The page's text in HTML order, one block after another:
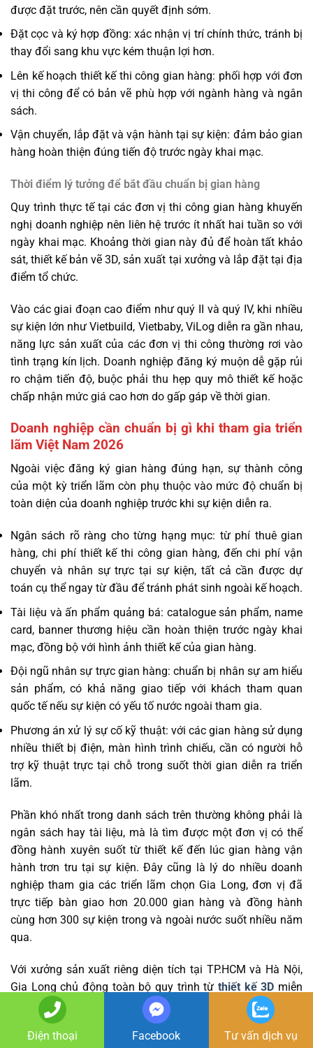
được đặt trước, nên cần quyết định sớm.
Đặt cọc và ký hợp đồng: xác nhận vị trí chính thức, tránh bị
thay đổi sang khu vực kém thuận lợi hơn.
Lên kế hoạch thiết kế thi công gian hàng: phối hợp với đơn
vị thi công để có bản vẽ phù hợp với ngành hàng và ngân
sách.
Vận chuyển, lắp đặt và vận hành tại sự kiện: đảm bảo gian
hàng hoàn thiện đúng tiến độ trước ngày khai mạc.
Thời điểm lý tưởng để bắt đầu chuẩn bị gian hàng
Quy trình thực tế tại các đơn vị thi công gian hàng khuyến
nghị doanh nghiệp nên liên hệ trước ít nhất hai tuần so với
ngày khai mạc. Khoảng thời gian này đủ để hoàn tất khảo
sát, thiết kế bản vẽ 3D, sản xuất tại xưởng và lắp đặt tại địa
điểm tổ chức.
Vào các giai đoạn cao điểm như quý II và quý IV, khi nhiều
sự kiện lớn như Vietbuild, Vietbaby, ViLog diễn ra gần nhau,
năng lực sản xuất của các đơn vị thi công thường rơi vào
tình trạng kín lịch. Doanh nghiệp đăng ký muộn dễ gặp rủi
ro chậm tiến độ, buộc phải thu hẹp quy mô thiết kế hoặc
chấp nhận mức giá cao hơn do gấp gáp về thời gian.
Doanh nghiệp cần chuẩn bị gì khi tham gia triển
lãm Việt Nam 2026
Ngoài việc đăng ký gian hàng đúng hạn, sự thành công
của một kỳ triển lãm còn phụ thuộc vào mức độ chuẩn bị
toàn diện của doanh nghiệp trước khi sự kiện diễn ra.
Ngân sách rõ ràng cho từng hạng mục: từ phí thuê gian
hàng, chi phí thiết kế thi công gian hàng, đến chi phí vận
chuyển và nhân sự trực tại sự kiện, tất cả cần được dự
toán cụ thể ngay từ đầu để tránh phát sinh ngoài kế hoạch.
Tài liệu và ấn phẩm quảng bá: catalogue sản phẩm, name
card, banner thương hiệu cần hoàn thiện trước ngày khai
mạc, đồng bộ với hình ảnh thiết kế của gian hàng.
Đội ngũ nhân sự trực gian hàng: chuẩn bị nhân sự am hiểu
sản phẩm, có khả năng giao tiếp với khách tham quan
quốc tế nếu sự kiện có yếu tố nước ngoài tham gia.
Phương án xử lý sự cố kỹ thuật: với các gian hàng sử dụng
nhiều thiết bị điện, màn hình trình chiếu, cần có người hỗ
trợ kỹ thuật trực tại chỗ trong suốt thời gian diễn ra triển
lãm.
Phần khó nhất trong danh sách trên thường không phải là
ngân sách hay tài liệu, mà là tìm được một đơn vị có thể
đồng hành xuyên suốt từ thiết kế đến lúc gian hàng vận
hành trơn tru tại sự kiện. Đây cũng là lý do nhiều doanh
nghiệp tham gia các triển lãm chọn Gia Long, đơn vị đã
trực tiếp bàn giao hơn 20.000 gian hàng và đồng hành
cùng hơn 300 sự kiện trong và ngoài nước suốt nhiều năm
qua.
Với xưởng sản xuất riêng diện tích tại TP.HCM và Hà Nội,
Gia Long chủ động toàn bộ quy trình từ thiết kế 3D miễn
phí, sản xuất, đến lắp đặt, không phải phụ thuộc vào nhà
thầu phụ bên ngoài. Cách làm này giúp kiểm soát chất
lượng gian hàng tốt hơn và giữ được mức giá thực sự cạnh
Điện thoại Facebook Tư vấn dịch vụ